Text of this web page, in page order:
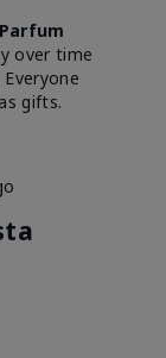
over time
gifts.